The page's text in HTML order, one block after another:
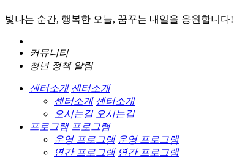
빛나는 순간, 행복한 오늘, 꿈꾸는 내일을 응원합니다!
커뮤니티
청년 정책 알림
센터소개 센터소개
센터소개 센터소개
오시는길 오시는길
프로그램 프로그램
운영 프로그램 운영 프로그램
연간 프로그램 연간 프로그램